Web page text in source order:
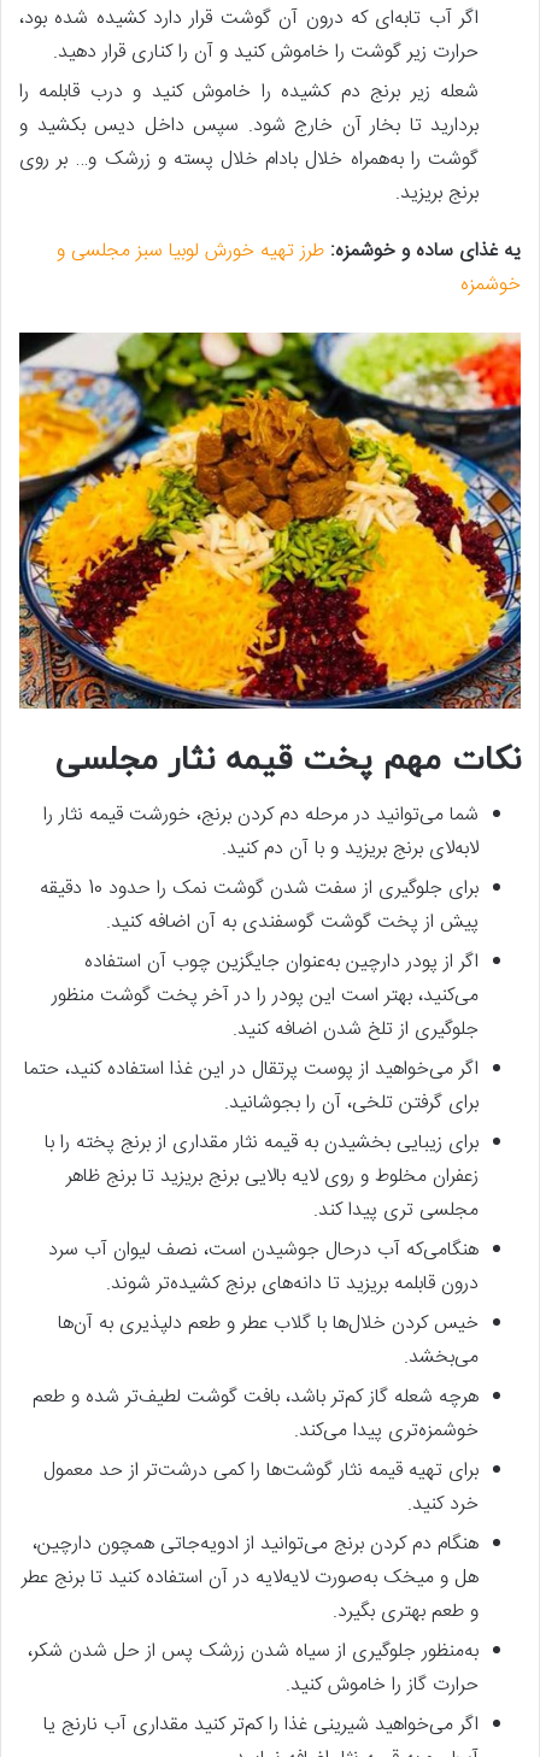
اگر آب تابه‌ای که درون آن گوشت قرار دارد کشیده شده بود،
حرارت زیر گوشت را خاموش کنید و آن را کناری قرار دهید.
شعله زیر برنج دم کشیده را خاموش کنید و درب قابلمه را
بردارید تا بخار آن خارج شود. سپس داخل دیس بکشید و
گوشت را به‌همراه خلال بادام خلال پسته و زرشک و… بر روی
برنج بریزید.
یه غذای ساده و خوشمزه: طرز تهیه خورش لوبیا سبز مجلسی و
خوشمزه
نکات مهم پخت قیمه نثار مجلسی
شما می‌توانید در مرحله دم کردن برنج، خورشت قیمه نثار را
لابه‌لای برنج بریزید و با آن دم کنید.
برای جلوگیری از سفت شدن گوشت نمک را حدود 10 دقیقه
پیش‌ از پخت گوشت گوسفندی به آن اضافه کنید.
اگر از پودر دارچین به‌عنوان جایگزین چوب آن استفاده
می‌کنید، بهتر است این پودر را در آخر پخت گوشت منظور
جلوگیری از تلخ شدن اضافه کنید.
اگر می‌خواهید از پوست پرتقال در این غذا استفاده کنید، حتما
برای گرفتن تلخی، آن را بجوشانید.
برای زیبایی بخشیدن به قیمه نثار مقداری از برنج پخته را با
زعفران مخلوط و روی لایه بالایی برنج بریزید تا برنج ظاهر
مجلسی تری پیدا کند.
هنگامی‌که آب درحال جوشیدن است، نصف لیوان آب سرد
درون قابلمه بریزید تا دانه‌های برنج کشیده‌تر شوند.
خیس کردن خلال‌ها با گلاب عطر و طعم دلپذیری به آن‌ها
می‌بخشد.
هرچه شعله گاز کم‌تر باشد، بافت گوشت لطیف‌تر شده و طعم
خوشمزه‌تری پیدا می‌کند.
برای تهیه قیمه نثار گوشت‌ها را کمی درشت‌تر از حد معمول
خرد کنید.
هنگام دم کردن برنج می‌توانید از ادویه‌جاتی همچون دارچین،
هل و میخک به‌صورت لایه‌لایه در آن استفاده کنید تا برنج عطر
و طعم بهتری بگیرد.
به‌منظور جلوگیری از سیاه شدن زرشک پس‌ از حل شدن شکر،
حرارت گاز را خاموش کنید.
اگر می‌خواهید شیرینی غذا را کم‌تر کنید مقداری آب نارنج یا